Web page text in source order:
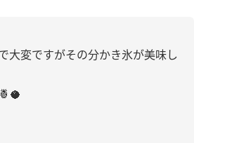
大変ですがその分かき氷が美味し